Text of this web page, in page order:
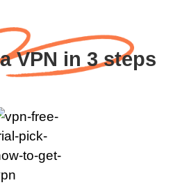
VPN in 3 steps